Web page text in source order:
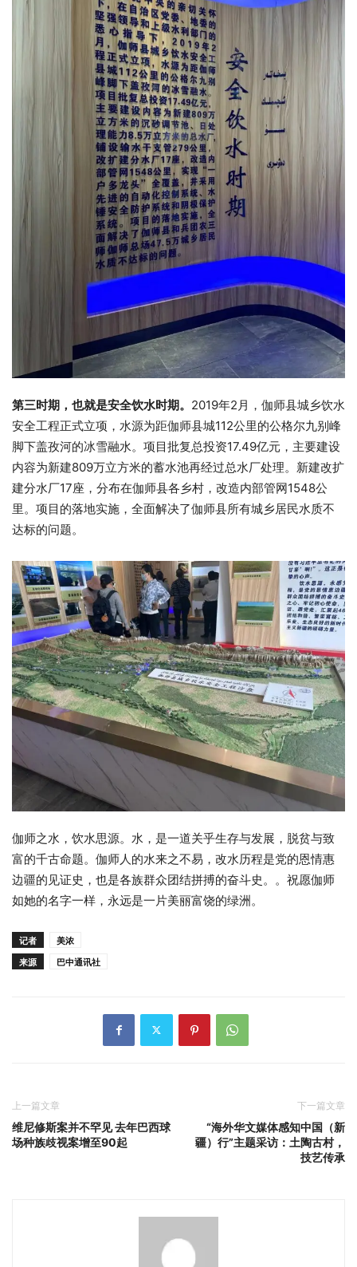
第三时期，也就是安全饮水时期。 2019年2月，伽师县城乡饮水
安全工程正式立项，水源为距伽师县城112公里的公格尔九别峰
脚下盖孜河的冰雪融水。项目批复总投资17.49亿元，主要建设
内容为新建809万立方米的蓄水池再经过总水厂处理。新建改扩
建分水厂17座，分布在伽师县各乡村，改造内部管网1548公
里。项目的落地实施，全面解决了伽师县所有城乡居民水质不
达标的问题。
伽师之水，饮水思源。水，是一道关乎生存与发展，脱贫与致
富的千古命题。伽师人的水来之不易，改水历程是党的恩情惠
边疆的见证史，也是各族群众团结拼搏的奋斗史。。祝愿伽师
如她的名字一样，永远是一片美丽富饶的绿洲。
记者
美浓
来源
巴中通讯社
上一篇文章
维尼修斯案并不罕见 去年巴西球
场种族歧视案增至90起
下一篇文章
“海外华文媒体感知中国（新
疆）行”主题采访：土陶古村，
技艺传承